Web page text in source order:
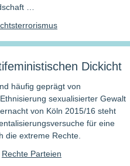
…
Dickicht
häufig geprägt von
sexualisierter Gewalt
von Köln 2015/16 steht
für eine
die extreme Rechte.
Rechte Parteien